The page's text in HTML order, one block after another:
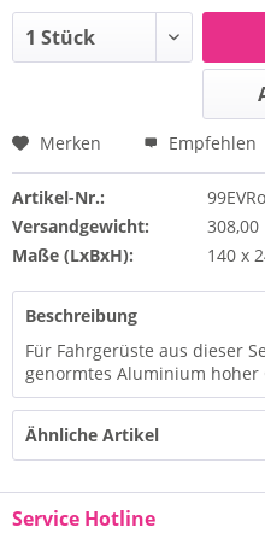
Merken Empfehlen
Artikel-Nr.:
Versandgewicht:
308,00
Maße (LxBxH):
140 x
Beschreibung
Für Fahrgerüste aus dieser
genormtes Aluminium hoher
Ähnliche Artikel
Service Hotline